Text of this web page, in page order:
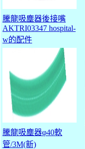
騰龍吸塵器後接嘴
AKTRI03347 hospital-
w的配件
騰龍吸塵器φ40軟
管/3M(新)